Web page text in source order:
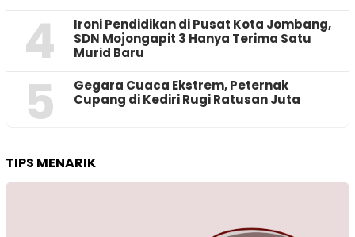
4
Ironi Pendidikan di Pusat Kota Jombang,
SDN Mojongapit 3 Hanya Terima Satu
Murid Baru
5
‎Gegara Cuaca Ekstrem, Peternak
Cupang di Kediri Rugi Ratusan Juta
TIPS MENARIK